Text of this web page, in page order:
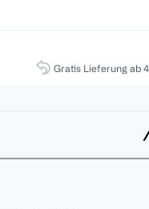
Gratis Lieferung ab